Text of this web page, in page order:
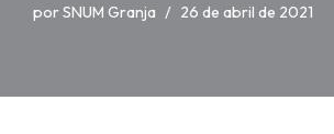
porSNUM Granja 26 de abril de 2021